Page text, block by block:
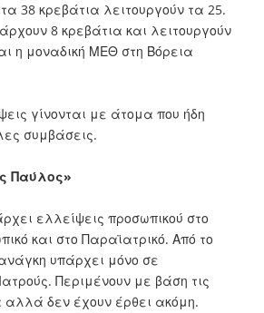
38 κρεβάτια λειτουργούν τα 25.
8 κρεβάτια και λειτουργούν
η μοναδική ΜΕΘ στη Βόρεια
γίνονται με άτομα που ήδη
συμβάσεις.
Παύλος»
ελλείψεις προσωπικού στο
και στο Παραϊατρικό. Από το
υπάρχει μόνο σε
Περιμένουν με βάση τις
αλλά δεν έχουν έρθει ακόμη.